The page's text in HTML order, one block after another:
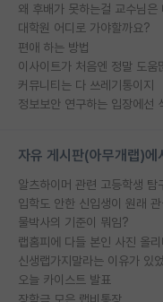
대학원 어디로 가야할까요?
편애 하는 방법
이사이트가 처음엔 정말 도움
커뮤니티는 다 쓰레기통이지
자유 게시판(아무개랩)에
알츠하이머 관련 고등학생 탐
입학도 안한 신입생이 원래
물박사의 기준이 뭐임?
랩홈피에 다들 본인 사진 올
신생랩가지말라는 이유가 있
오늘 카이스트 발표
장학금 모은 랩비통장